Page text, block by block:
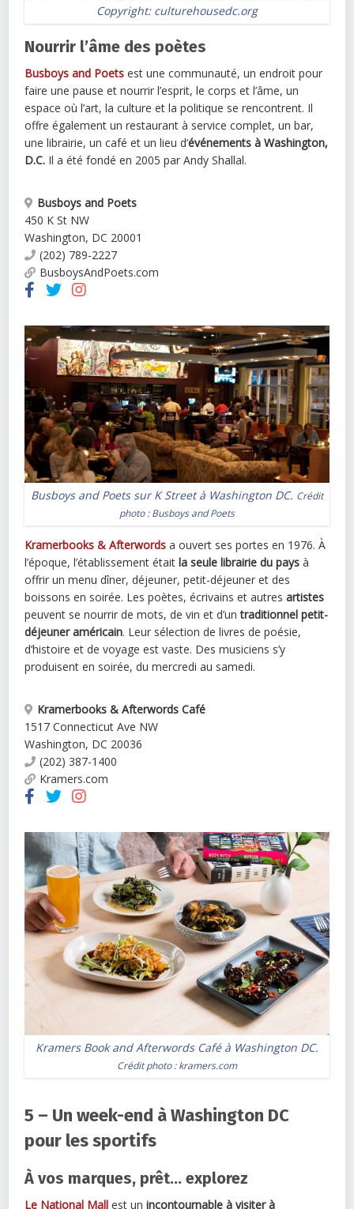
Copyright: culturehousedc.org
Nourrir l’âme des poètes
Busboys and Poets est une communauté, un endroit pour
faire une pause et nourrir l’esprit, le corps et l’âme, un
espace où l’art, la culture et la politique se rencontrent. Il
offre également un restaurant à service complet, un bar,
une librairie, un café et un lieu d’événements à Washington,
D.C. Il a été fondé en 2005 par Andy Shallal.
Busboys and Poets
450 K St NW
Washington, DC 20001
(202) 789-2227
BusboysAndPoets.com
Busboys and Poets sur K Street à Washington DC. Crédit
photo :Busboys and Poets
Kramerbooks & Afterwords a ouvert ses portes en 1976. À
l’époque, l’établissement était la seule librairie du pays à
offrir un menu dîner, déjeuner, petit-déjeuner et des
boissons en soirée. Les poètes, écrivains et autres artistes
peuvent se nourrir de mots, de vin et d’un traditionnel petit-
déjeuner américain. Leur sélection de livres de poésie,
d’histoire et de voyage est vaste. Des musiciens s’y
produisent en soirée, du mercredi au samedi.
Kramerbooks & Afterwords Café
1517 Connecticut Ave NW
Washington, DC 20036
(202) 387-1400
Kramers.com
Kramers Book and Afterwords Café à Washington DC.
Crédit photo :kramers.com
5 – Un week-end à Washington DC
pour les sportifs
À vos marques, prêt… explorez
Le National Mall est un incontournable à visiter à